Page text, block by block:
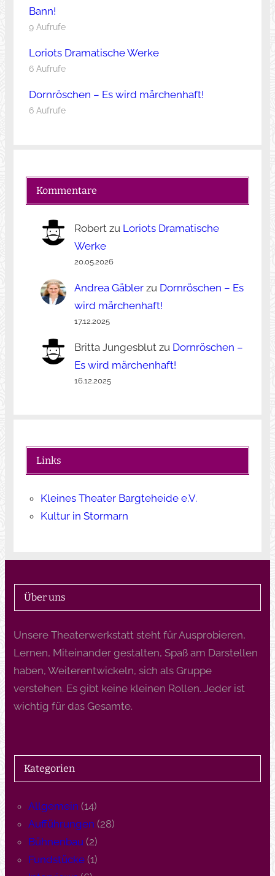
Bann!
9 Aufrufe
Loriots Dramatische Werke
6 Aufrufe
Dornröschen – Es wird märchenhaft!
6 Aufrufe
Kommentare
Robertzu Loriots Dramatische
Werke
20.05.2026
Andrea Gäblerzu Dornröschen – Es
wird märchenhaft!
17.12.2025
Britta Jungesblutzu Dornröschen –
Es wird märchenhaft!
16.12.2025
Links
Kleines Theater Bargteheide e.V.
Kultur in Stormarn
Über uns
Unsere Theaterwerkstatt steht für Ausprobieren,
Lernen, Miteinander gestalten, Spaß am Darstellen
haben, Weiterentwickeln, sich als Gruppe
verstehen. Es gibt keine kleinen Rollen. Jeder ist
wichtig für das Gesamte.
Kategorien
Allgemein (14)
Aufführungen (28)
Bühnenbau (2)
Fundstücke(1)